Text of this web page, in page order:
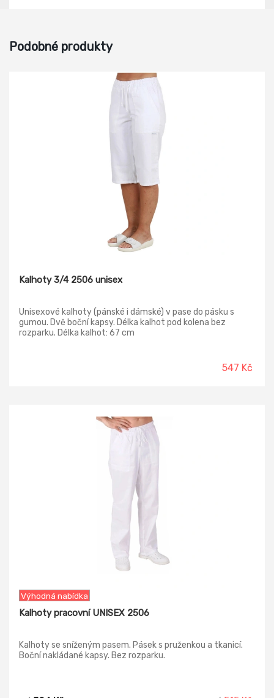
Podobné produkty
Kalhoty 3/4 2506 unisex
Unisexové kalhoty (pánské i dámské) v pase do pásku s
gumou. Dvě boční kapsy. Délka kalhot pod kolena bez
rozparku. Délka kalhot: 67 cm
547 Kč
Výhodná nabídka
Kalhoty pracovní UNISEX 2506
Kalhoty se sníženým pasem. Pásek s pruženkou a tkanicí.
Boční nakládané kapsy. Bez rozparku.